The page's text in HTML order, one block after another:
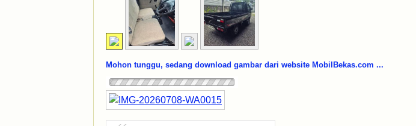
Mohon tunggu, sedang download gambar dari website MobilBekas.com ...